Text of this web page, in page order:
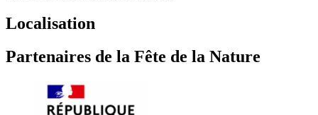
Localisation
Partenaires de la Fête de la Nature